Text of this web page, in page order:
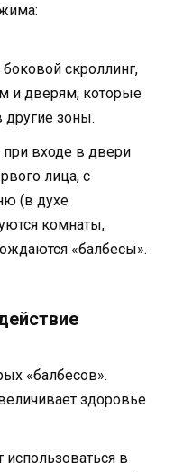
боковой скроллинг,
и дверям, которые
другие зоны.
при входе в двери
лица, с
(в духе
комнаты,
«балбесы».
«балбесов».
здоровье
в